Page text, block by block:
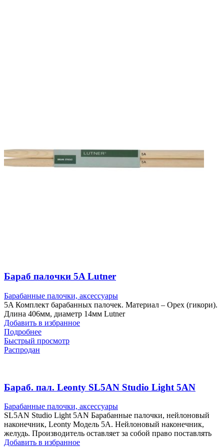
Бараб палочки 5A Lutner
Барабанные палочки, аксессуары
5A Комплект барабанных палочек. Материал – Орех (гикори).
Длина 406мм, диаметр 14мм Lutner
Добавить в избранное
Подробнее
Быстрый просмотр
Распродан
Бараб. пал. Leonty SL5AN Studio Light 5AN
Барабанные палочки, аксессуары
SL5AN Studio Light 5AN Барабанные палочки, нейлоновый
наконечник, Leonty Модель 5А. Нейлоновый наконечник,
желудь. Производитель оставляет за собой право поставлять
Добавить в избранное